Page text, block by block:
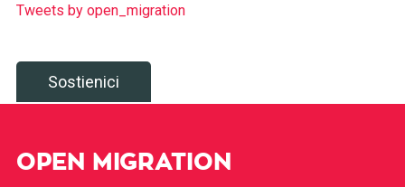
Tweets by open_migration
Sostienici
OPEN MIGRATION